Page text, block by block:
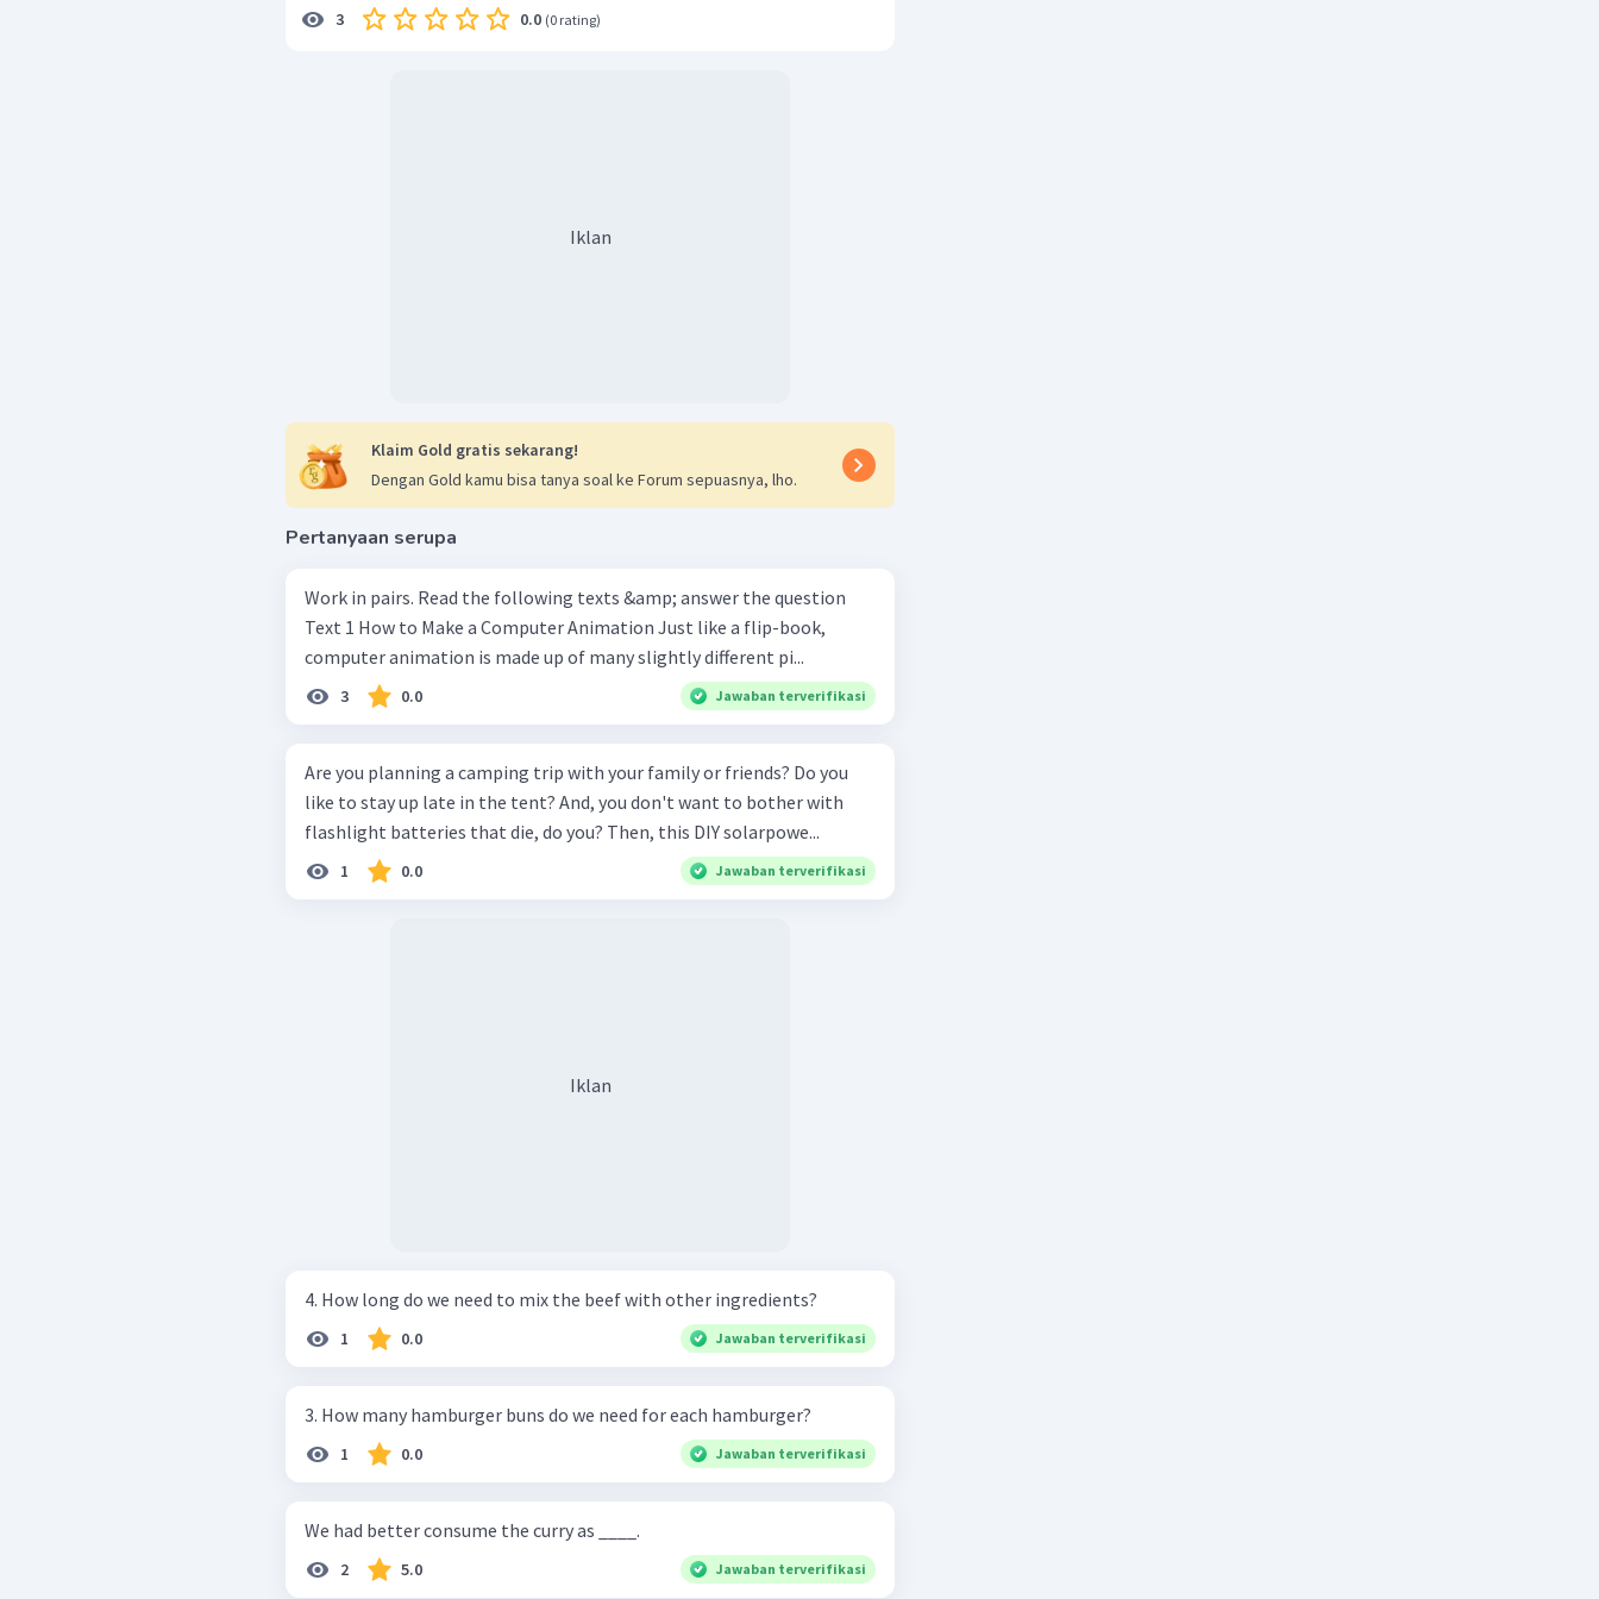
3 0.0 (0 rating)
Iklan
Klaim Gold gratis sekarang!
Dengan Gold kamu bisa tanya soal ke Forum sepuasnya, lho.
Pertanyaan serupa
Work in pairs. Read the following texts &amp; answer the question
Text 1 How to Make a Computer Animation Just like a flip-book,
computer animation is made up of many slightly different pi...
3 0.0 Jawaban terverifikasi
Are you planning a camping trip with your family or friends? Do you
like to stay up late in the tent? And, you don't want to bother with
flashlight batteries that die, do you? Then, this DIY solarpowe...
1 0.0 Jawaban terverifikasi
Iklan
4. How long do we need to mix the beef with other ingredients?
1 0.0 Jawaban terverifikasi
3. How many hamburger buns do we need for each hamburger?
1 0.0 Jawaban terverifikasi
We had better consume the curry as ____.
2 5.0 Jawaban terverifikasi